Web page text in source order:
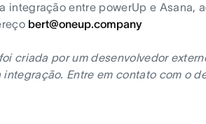
integração entre powerUp e Asana,
bert@oneup.company
criada por um desenvolvedor
Entre em contato com o